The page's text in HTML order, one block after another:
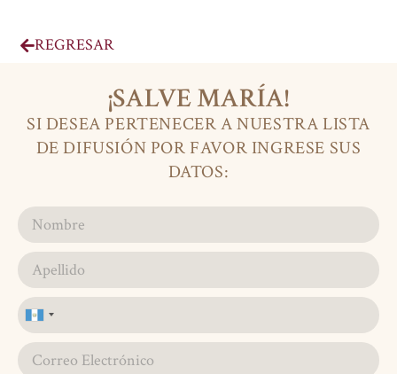
REGRESAR
¡SALVE MARÍA!
SI DESEA PERTENECER A NUESTRA LISTA
DE DIFUSIÓN POR FAVOR INGRESE SUS
DATOS:
Guatemala